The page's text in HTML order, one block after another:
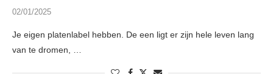
02/01/2025
Je eigen platenlabel hebben. De een ligt er zijn hele leven lang
van te dromen, …